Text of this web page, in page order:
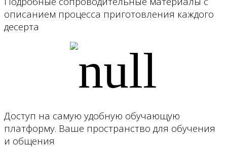
описанием процесса приготовления каждого
десерта
Доступ на самую удобную обучающую
платформу. Ваше пространство для обучения
и общения